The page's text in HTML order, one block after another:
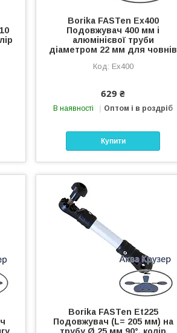
Borika FASTen Ex400
Подовжувач 400 мм і
алюмінієвої труби
діаметром 22 мм для човнів
Ex400
629 ₴
В наявності Оптом і в роздріб
Купити
Borika FASTen Et225
Подовжувач (L= 205 мм) на